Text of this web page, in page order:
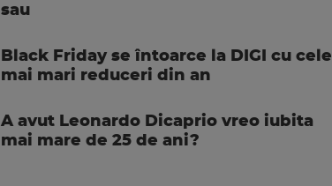
sau
Black Friday se întoarce la DIGI cu cele
mai mari reduceri din an
A avut Leonardo Dicaprio vreo iubita
mai mare de 25 de ani?